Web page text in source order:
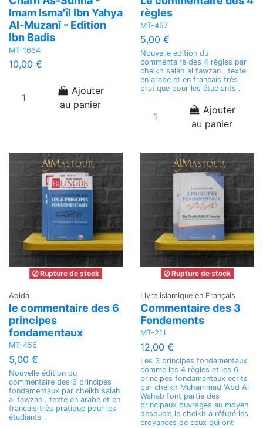
Imam Isma'îl Ibn Yahya
Al-Muzanî - Edition
Ibn Badis
MT-1664
10,00 €
Ajouter
au panier
règles
MT-457
5,00 €
Nouvelle édition du
commentaire des 4 règles par
cheikh salah al fawzan . texte
en arabe et en francais très
pratique pour les étudiants .
Ajouter
au panier
Rupture de stock
Aqida
le commentaire des 6
principes
fondamentaux
MT-456
5,00 €
Nouvelle édition du
commentaire des 6 principes
fondamentaux par cheikh salah
al fawzan . texte en arabe et en
francais très pratique pour les
étudiants .
Rupture de stock
Livre islamique en Français
Commentaire des 3
Fondements
MT-211
12,00 €
Les 3 principes fondamentaux
comme les 4 règles et les 6
principes fondamentaux ecrits
par cheikh Muhammad 'Abd Al
Wahab font partie des
principaux ouvrages au moyen
desquels le cheikh a réfuté les
croyances de ceux qui ont